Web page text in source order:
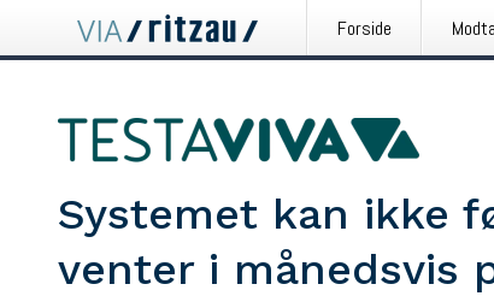
Forside
Systemet kan ikke
venter i månedsvis